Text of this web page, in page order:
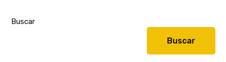
Buscar
Buscar